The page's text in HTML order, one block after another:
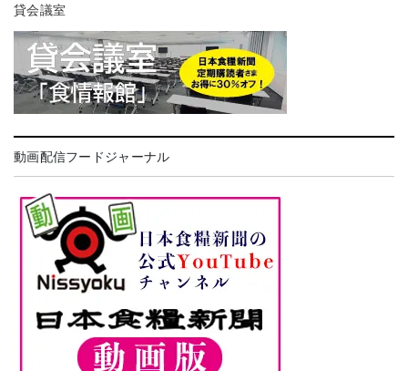
貸会議室
動画配信フードジャーナル